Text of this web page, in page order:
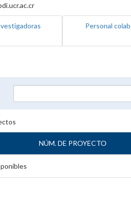
Personal
NÚM. DE PROYECTO